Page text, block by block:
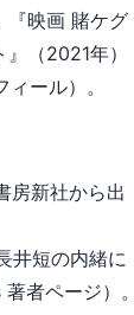
『映画 賭ケグ
（2021年）
ール）。
房新社から出
井短の内緒に
著者ページ）